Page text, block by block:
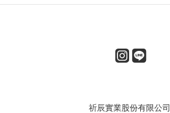
祈辰實業股份有限公司